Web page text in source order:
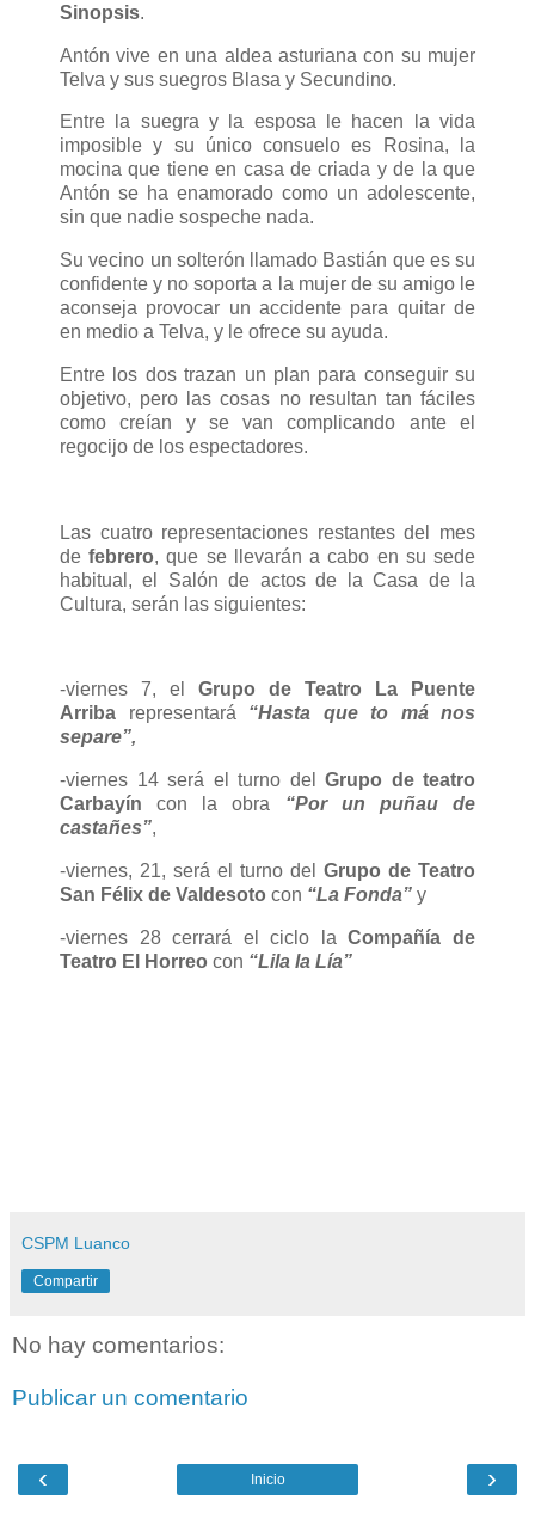
Sinopsis.
Antón vive en una aldea asturiana con su mujer
Telva y sus suegros Blasa y Secundino.
Entre la suegra y la esposa le hacen la vida
imposible y su único consuelo es Rosina, la
mocina que tiene en casa de criada y de la que
Antón se ha enamorado como un adolescente,
sin que nadie sospeche nada.
Su vecino un solterón llamado Bastián que es su
confidente y no soporta a la mujer de su amigo le
aconseja provocar un accidente para quitar de
en medio a Telva, y le ofrece su ayuda.
Entre los dos trazan un plan para conseguir su
objetivo, pero las cosas no resultan tan fáciles
como creían y se van complicando ante el
regocijo de los espectadores.
Las cuatro representaciones restantes del mes
defebrero, que se llevarán a cabo en su sede
habitual, el Salón de actos de la Casa de la
Cultura, serán las siguientes:
-viernes 7, el Grupo de Teatro La Puente
Arriba representará “Hasta que to má nos
separe”,
-viernes 14 será el turno del Grupo de teatro
Carbayín con la obra “Por un puñau de
castañes”,
-viernes, 21, será el turno del Grupo de Teatro
San Félix de Valdesoto con “La Fonda” y
-viernes 28 cerrará el ciclo laCompañía de
Teatro El Horreo con “Lila la Lía”
CSPM Luanco
Compartir
No hay comentarios:
Publicar un comentario
‹ ›
Inicio